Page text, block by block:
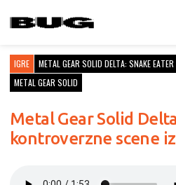
IGRE METAL GEAR SOLID DELTA: SNAKE EATER
METAL GEAR SOLID
Metal Gear Solid
kontroverzne scene